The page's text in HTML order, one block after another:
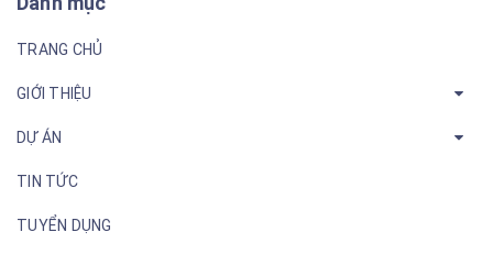
TRANG CHỦ
GIỚI THIỆU
DỰ ÁN
TIN TỨC
TUYỂN DỤNG